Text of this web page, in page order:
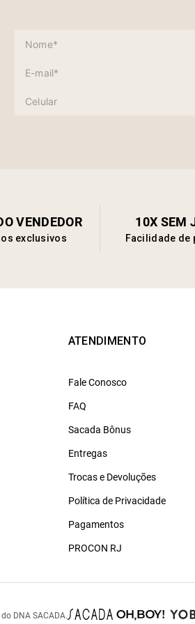
VENDEDOR
exclusivos
10X SEM
Facilidade de
ATENDIMENTO
Fale Conosco
FAQ
Sacada Bônus
Entregas
Trocas e Devoluções
Política de Privacidade
Pagamentos
PROCON RJ
DNA SACADA.